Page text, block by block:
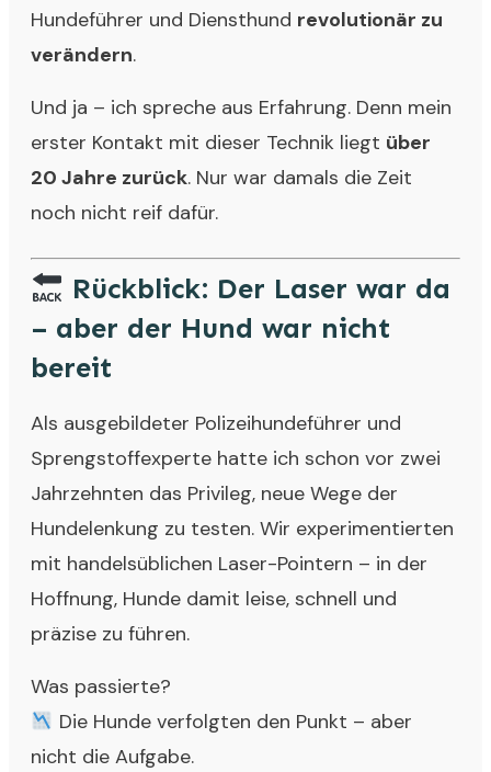
Hundeführer und Diensthund revolutionär zu
verändern.
Und ja – ich spreche aus Erfahrung. Denn mein
erster Kontakt mit dieser Technik liegt über
20 Jahre zurück. Nur war damals die Zeit
noch nicht reif dafür.
Rückblick: Der Laser war da
– aber der Hund war nicht
bereit
Als ausgebildeter Polizeihundeführer und
Sprengstoffexperte hatte ich schon vor zwei
Jahrzehnten das Privileg, neue Wege der
Hundelenkung zu testen. Wir experimentierten
mit handelsüblichen Laser-Pointern – in der
Hoffnung, Hunde damit leise, schnell und
präzise zu führen.
Was passierte?
Die Hunde verfolgten den Punkt – aber
nicht die Aufgabe.